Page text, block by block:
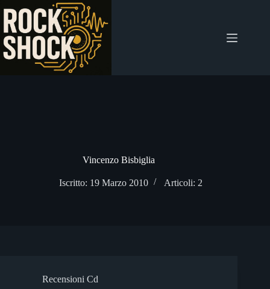
contenuto
Vincenzo Bisbiglia
Iscritto: 19 Marzo 2010 Articoli: 2
Recensioni Cd